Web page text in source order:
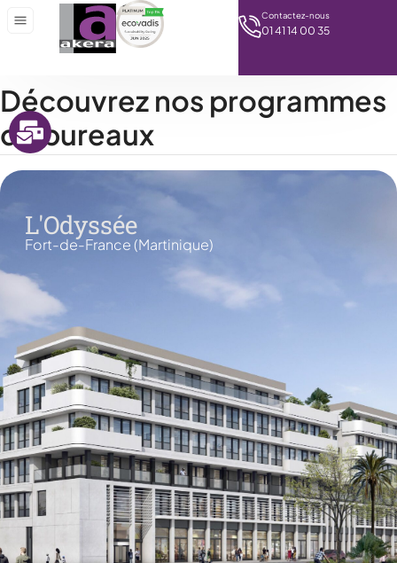
Contactez-nous
01 41 14 00 35
Découvrez nos programmes
de bureaux
L'Odyssée
Fort-de-France (Martinique)